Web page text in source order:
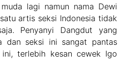
lagi namun nama Dewi
artis seksi Indonesia tidak
Penyanyi Dangdut yang
dan seksi ini sangat pantas
terlebih kesan cewek Igo